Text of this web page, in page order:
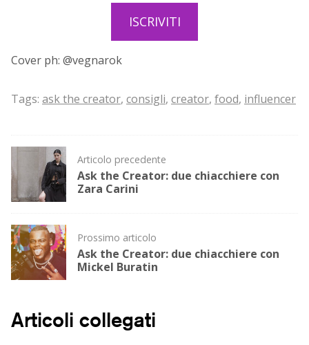
ISCRIVITI
Cover ph: @vegnarok
Tags: ask the creator, consigli, creator, food, influencer
Post
navigation
Articolo precedente
Ask the Creator: due chiacchiere con
Zara Carini
Prossimo articolo
Ask the Creator: due chiacchiere con
Mickel Buratin
Articoli collegati